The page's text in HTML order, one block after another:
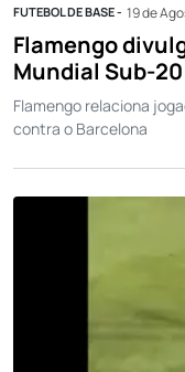
FUTEBOL DE BASE - 19 de
Flamengo
Mundial Sub-20
Flamengo relaciona
contra o Barcelona